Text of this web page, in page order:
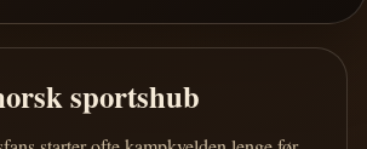
sportshub